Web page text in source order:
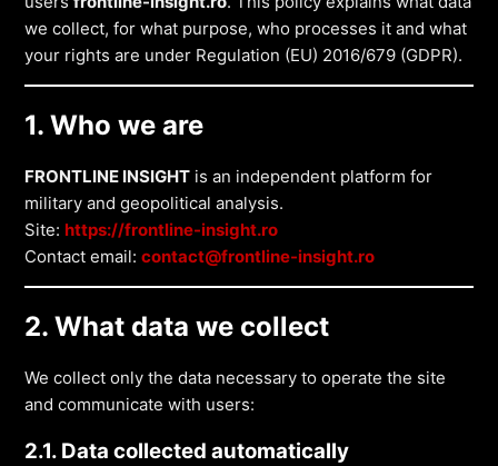
we collect, for what purpose, who processes it and what
your rights are under Regulation (EU) 2016/679 (GDPR).
1. Who we are
FRONTLINE INSIGHT is an independent platform for
military and geopolitical analysis.
Site: https://frontline-insight.ro
Contact email:contact@frontline-insight.ro
2. What data we collect
We collect only the data necessary to operate the site
and communicate with users:
2.1. Data collected automatically